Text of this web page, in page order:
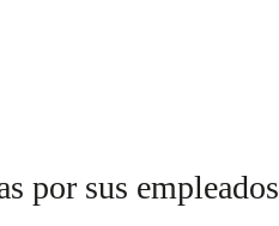
por sus empleados